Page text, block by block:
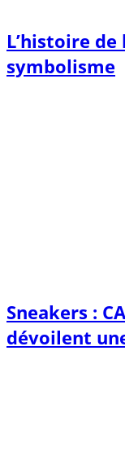
L’histoire
symbolisme
Sneakers :
dévoilent